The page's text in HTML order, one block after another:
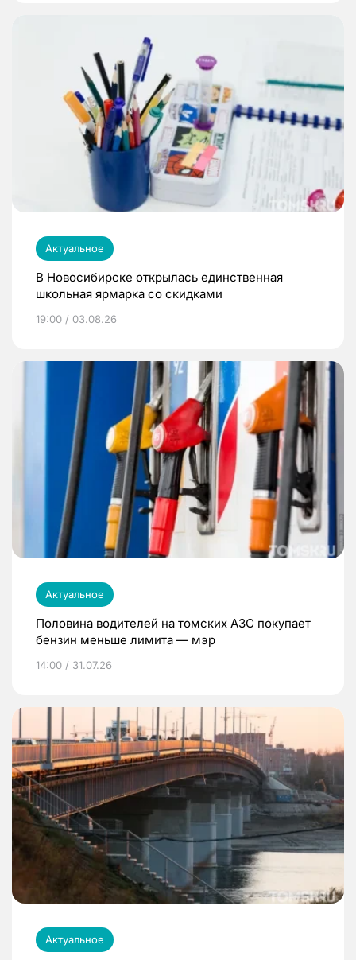
Актуальное
В Новосибирске открылась единственная
школьная ярмарка со скидками
19:00 / 03.08.26
Актуальное
Половина водителей на томских АЗС покупает
бензин меньше лимита — мэр
14:00 / 31.07.26
Актуальное